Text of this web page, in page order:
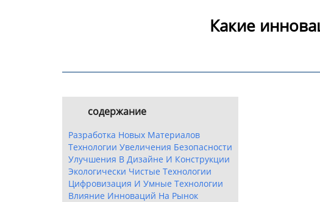
Какие
содержание
Разработка Новых Материалов
Технологии Увеличения Безопасности
Улучшения В Дизайне И Конструкции
Экологически Чистые Технологии
Цифровизация И Умные Технологии
Влияние Инноваций На Рынок